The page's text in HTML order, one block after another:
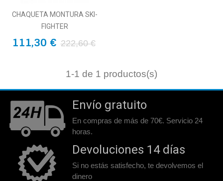
CHAQUETA MONTURA SKI-
FIGHTER
111,30 € 222,60 €
1-1 de 1 productos(s)
Envío gratuito
En compras de más de 70€. Servicio 24
horas.
Devoluciones 14 días
Si no estás satisfecho, te devolvemos el
dinero